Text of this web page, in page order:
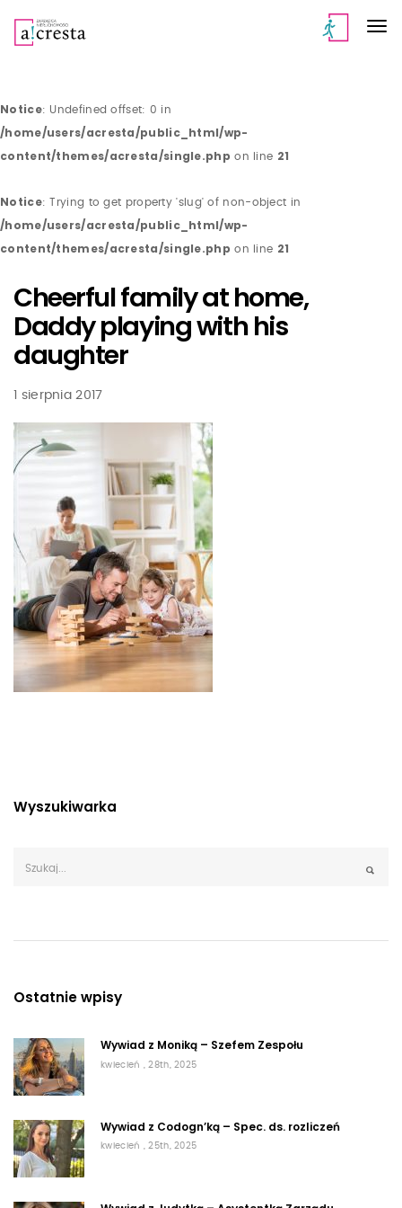
Notice: Undefined offset: 0 in
/home/users/acresta/public_html/wp-
content/themes/acresta/single.php on line 21
Notice: Trying to get property 'slug' of non-object in
/home/users/acresta/public_html/wp-
content/themes/acresta/single.php on line 21
Cheerful family at home,
Daddy playing with his
daughter
1 sierpnia 2017
Wyszukiwarka
Ostatnie wpisy
Wywiad z Moniką – Szefem Zespołu
kwiecień , 28th, 2025
Wywiad z Codogn’ką – Spec. ds. rozliczeń
kwiecień , 25th, 2025